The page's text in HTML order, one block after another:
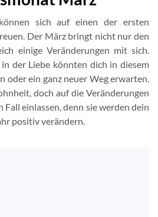
sich auf einen der ersten
Der März bringt nicht nur den
einige Veränderungen mit sich.
der Liebe könnten dich in diesem
oder ein ganz neuer Weg erwarten.
doch auf die Veränderungen
einlassen, denn sie werden dein
positiv verändern.